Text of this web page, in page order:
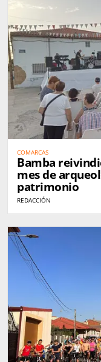
COMARCAS
Bamba
mes de
patrimonio
REDACCIÓN